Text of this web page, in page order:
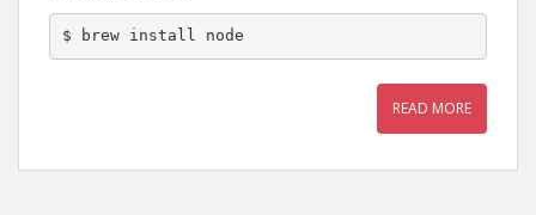
$ brew install node
READ MORE